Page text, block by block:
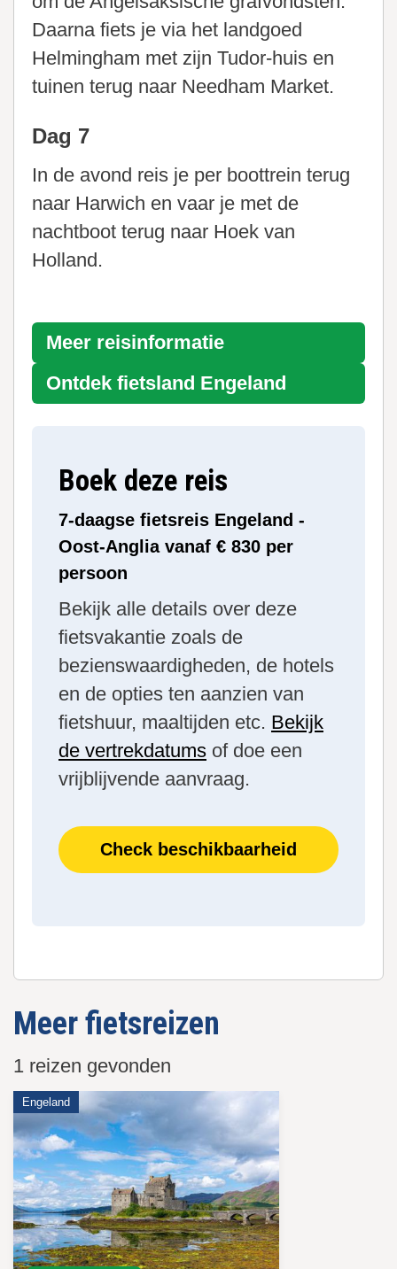
Daarna fiets je via het landgoed
Helmingham met zijn Tudor-huis en
tuinen terug naar Needham Market.
Dag 7
In de avond reis je per boottrein terug
naar Harwich en vaar je met de
nachtboot terug naar Hoek van
Holland.
Meer reisinformatie
Ontdek fietsland Engeland
Boek deze reis
7-daagse fietsreis Engeland -
Oost-Anglia vanaf € 830 per
persoon
Bekijk alle details over deze
fietsvakantie zoals de
bezienswaardigheden, de hotels
en de opties ten aanzien van
fietshuur, maaltijden etc. Bekijk
de vertrekdatums of doe een
vrijblijvende aanvraag.
Check beschikbaarheid
Meer fietsreizen
1 reizen gevonden
Engeland